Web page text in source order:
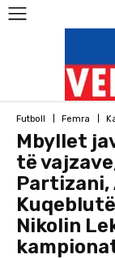
Futboll Femra
Mbyllet
të
Partizani,
Nikolin